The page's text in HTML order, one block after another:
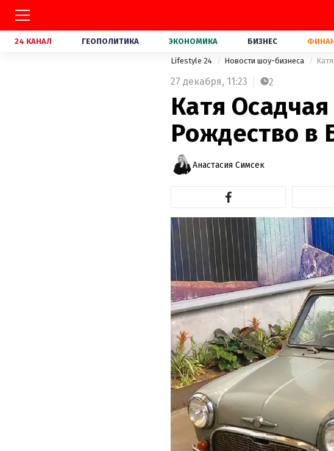
24 КАНАЛ ГЕОПОЛИТИКА ЭКОНОМИКА БИЗНЕС
Lifestyle 24 Новости шоу-бизнеса
27 декабря, 11:23 2
Катя
Рождество в
Анастасия Симсек